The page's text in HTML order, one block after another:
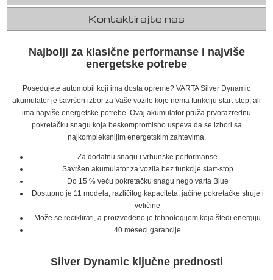
Kontaktirajte nas
Najbolji za klasične performanse i najviše
energetske potrebe
Posedujete automobil koji ima dosta opreme? VARTA Silver Dynamic
akumulator je savršen izbor za Vaše vozilo koje nema funkciju start-stop, ali
ima najviše energetske potrebe. Ovaj akumulator pruža prvorazrednu
pokretačku snagu koja beskompromisno uspeva da se izbori sa
najkompleksnijim energetskim zahtevima.
Za dodatnu snagu i vrhunske performanse
Savršen akumulator za vozila bez funkcije start-stop
Do 15 % veću pokretačku snagu nego varta Blue
Dostupno je 11 modela, različitog kapaciteta, jačine pokretačke struje i
veličine
Može se reciklirati, a proizvedeno je tehnologijom koja štedi energiju
40 meseci garancije
Silver Dynamic ključne prednosti